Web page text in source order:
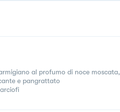
al profumo di noce moscata,
e pangrattato